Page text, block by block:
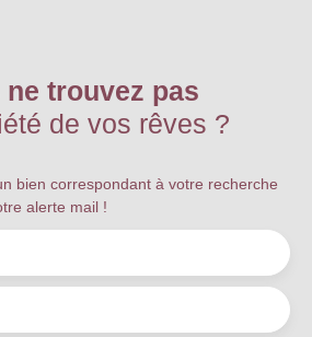
ne trouvez pas
de vos rêves ?
bien correspondant à votre recherche
alerte mail !